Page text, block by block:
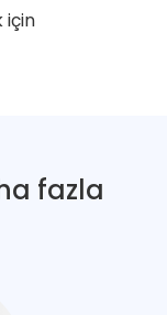
için
fazla